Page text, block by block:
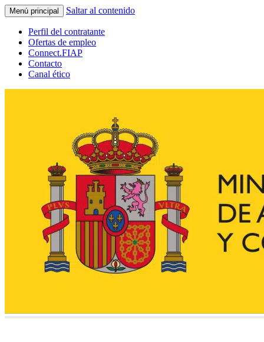
Menú principal Saltar al contenido
Perfil del contratante
Ofertas de empleo
Connect.FIAP
Contacto
Canal ético